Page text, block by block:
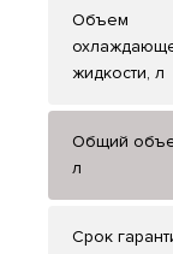
Объем
жидкости, л
Общий
л
Срок